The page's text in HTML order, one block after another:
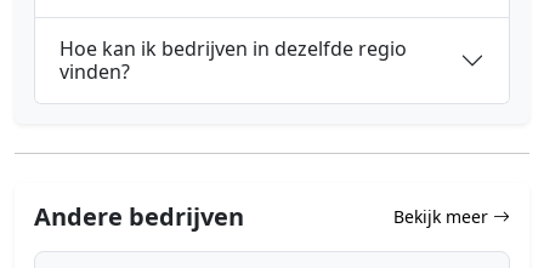
Hoe kan ik bedrijven in dezelfde regio
vinden?
Andere bedrijven Bekijk meer